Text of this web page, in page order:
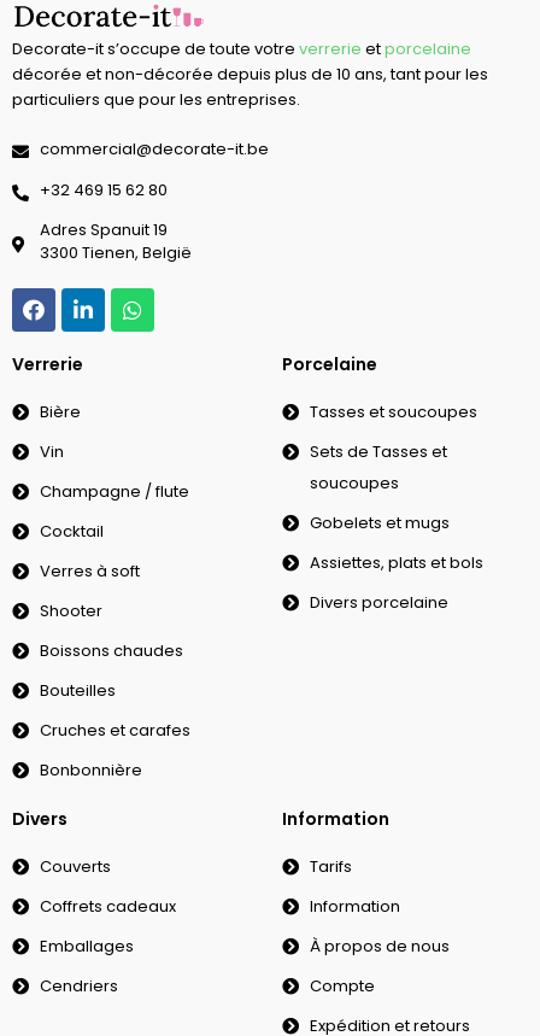
Decorate-it s’occupe de toute votre verrerie etporcelaine
décorée et non-décorée depuis plus de 10 ans, tant pour les
particuliers que pour les entreprises.
commercial@decorate-it.be
‭+32 469 15 62 80‬
Adres Spanuit 19
3300 Tienen, België
Verrerie
Bière
Vin
Champagne / flute
Cocktail
Verres à soft
Shooter
Boissons chaudes
Bouteilles
Cruches et carafes
Bonbonnière
Porcelaine
Tasses et soucoupes
Sets de Tasses et
soucoupes
Gobelets et mugs
Assiettes, plats et bols
Divers porcelaine
Divers
Couverts
Coffrets cadeaux
Emballages
Cendriers
Information
Tarifs
Information
À propos de nous
Compte
Expédition et retours